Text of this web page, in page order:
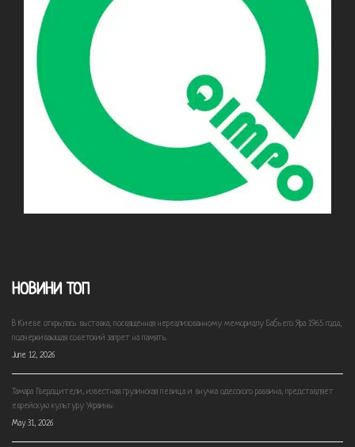
НОВИНИ ТОП
В Киеве открылась выставка, посвященная нереализованному мемориалу Бабьего Яра 1965 года,
подчеркивающая советский запрет на память.
June 12, 2026
Тамара Гвердцители, известная грузинская певица и внучка одесского раввина, представляет
еврейскую культуру Украины.
May 31, 2026